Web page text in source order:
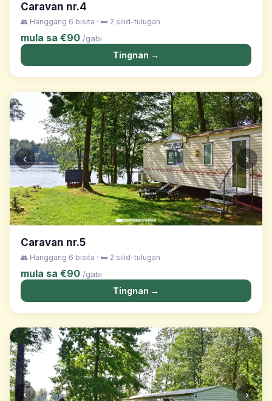
Caravan nr.4
👥 Hanggang 6 bisita · 🛏️ 2 silid-tulugan
mula sa €90 /gabi
Tingnan →
‹ ›
Caravan nr.5
👥 Hanggang 6 bisita · 🛏️ 2 silid-tulugan
mula sa €90 /gabi
Tingnan →
‹ ›